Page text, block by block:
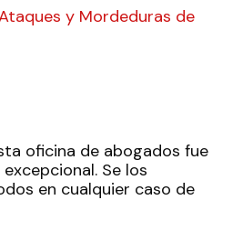
y Mordeduras de
oficina de abogados fue
Se los
en cualquier caso de